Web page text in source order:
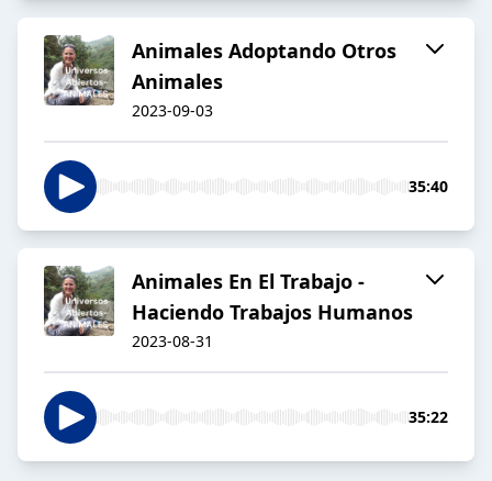
Animales Adoptando Otros
Animales
2023-09-03
35:40
Animales En El Trabajo -
Haciendo Trabajos Humanos
2023-08-31
35:22